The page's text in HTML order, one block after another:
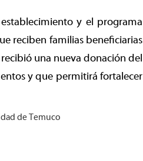
y el programa
reciben familias beneficiarias
una nueva donación del
y que permitirá fortalecer
de Temuco